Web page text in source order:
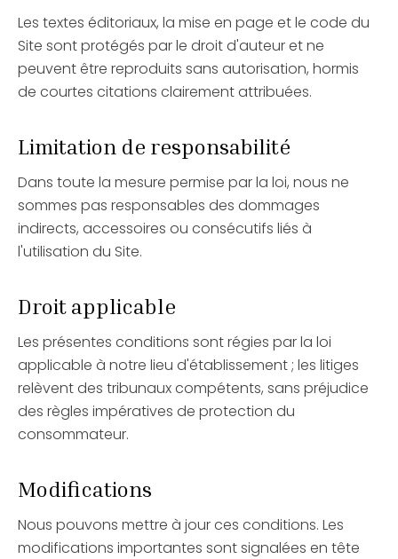
Les textes éditoriaux, la mise en page et le code du
Site sont protégés par le droit d'auteur et ne
peuvent être reproduits sans autorisation, hormis
de courtes citations clairement attribuées.
Limitation de responsabilité
Dans toute la mesure permise par la loi, nous ne
sommes pas responsables des dommages
indirects, accessoires ou consécutifs liés à
l'utilisation du Site.
Droit applicable
Les présentes conditions sont régies par la loi
applicable à notre lieu d'établissement ; les litiges
relèvent des tribunaux compétents, sans préjudice
des règles impératives de protection du
consommateur.
Modifications
Nous pouvons mettre à jour ces conditions. Les
modifications importantes sont signalées en tête